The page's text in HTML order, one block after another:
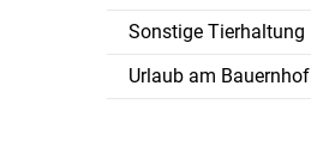
Sonstige Tierhaltung
Urlaub am Bauernhof